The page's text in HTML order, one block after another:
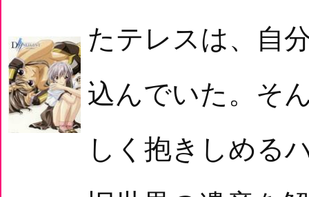
たテレスは、自
込んでいた。そ
しく抱きしめる